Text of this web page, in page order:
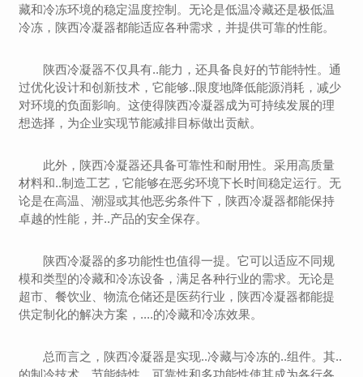
藏和冷冻环境的稳定温度控制。无论是低温冷藏还是极低温
冷冻，陕西冷凝器都能适应各种需求，并提供可靠的性能。
陕西冷凝器不仅具有..能力，还具备良好的节能特性。通
过优化设计和创新技术，它能够..限度地降低能源消耗，减少
对环境的负面影响。这使得陕西冷凝器成为可持续发展的理
想选择，为企业实现节能减排目标做出贡献。
此外，陕西冷凝器还具备可靠性和耐用性。采用高质量
材料和..制造工艺，它能够在恶劣环境下长时间稳定运行。无
论是在高温、潮湿或其他恶劣条件下，陕西冷凝器都能保持
卓越的性能，并..产品的安全保存。
陕西冷凝器的多功能性也值得一提。它可以适应不同规
模和类型的冷藏和冷冻设备，满足各种行业的需求。无论是
超市、餐饮业、物流仓储还是医药行业，陕西冷凝器都能提
供定制化的解决方案，....的冷藏和冷冻效果。
总而言之，陕西冷凝器是实现..冷藏与冷冻的..组件。其..
的制冷技术、节能特性、可靠性和多功能性使其成为各行各